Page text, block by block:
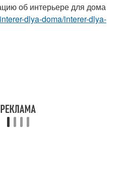
об интерьере для дома
dlya-doma/interer-dlya-